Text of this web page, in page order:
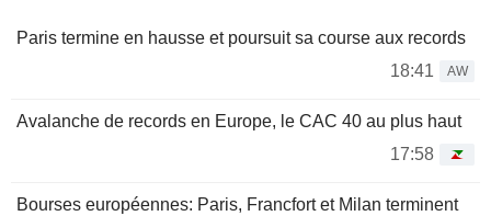
Paris termine en hausse et poursuit sa course aux records
18:41
AW
Avalanche de records en Europe, le CAC 40 au plus haut
17:58
Bourses européennes: Paris, Francfort et Milan terminent